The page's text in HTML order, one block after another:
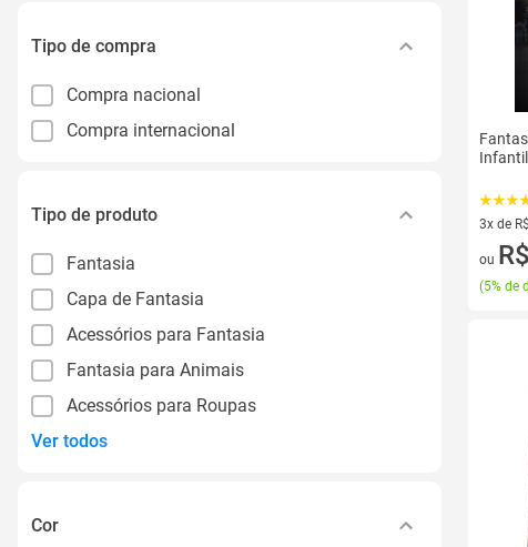
Tipo de compra
Compra nacional
Compra internacional
Tipo de produto
Fantasia
Capa de Fantasia
Acessórios para Fantasia
Fantasia para Animais
Acessórios para Roupas
Ver todos
Cor
3x de
3 vez
ou
(5% de